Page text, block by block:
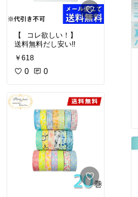
【⠀コレ欲しい！】
送料無料だし安い!!
￥618
0 0